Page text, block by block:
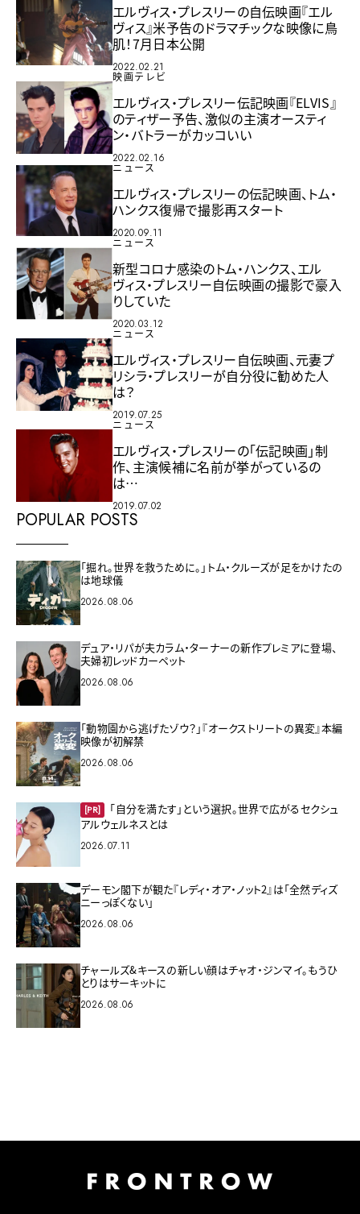
エルヴィス・プレスリーの自伝映画『エル
ヴィス』米予告のドラマチックな映像に鳥
肌！7月日本公開
2022.02.21
映画テレビ
エルヴィス・プレスリー伝記映画『ELVIS』
のティザー予告、激似の主演オースティ
ン・バトラーがカッコいい
2022.02.16
ニュース
エルヴィス・プレスリーの伝記映画、トム・
ハンクス復帰で撮影再スタート
2020.09.11
ニュース
新型コロナ感染のトム・ハンクス、エル
ヴィス・プレスリー自伝映画の撮影で豪入
りしていた
2020.03.12
ニュース
エルヴィス・プレスリー自伝映画、元妻プ
リシラ・プレスリーが自分役に勧めた人
は？
2019.07.25
ニュース
エルヴィス・プレスリーの「伝記映画」制
作、主演候補に名前が挙がっているの
は…
2019.07.02
POPULAR POSTS
「掘れ。世界を救うために。」トム・クルーズが足をかけたの
は地球儀
2026.08.06
デュア・リパが夫カラム・ターナーの新作プレミアに登場、
夫婦初レッドカーペット
2026.08.06
「動物園から逃げたゾウ？」『オークストリートの異変』本編
映像が初解禁
2026.08.06
[PR]
「自分を満たす」という選択。世界で広がるセクシュ
アルウェルネスとは
2026.07.11
デーモン閣下が観た『レディ・オア・ノット2』は「全然ディズ
ニーっぽくない」
2026.08.06
チャールズ&キースの新しい顔はチャオ・ジンマイ。もうひ
とりはサーキットに
2026.08.06